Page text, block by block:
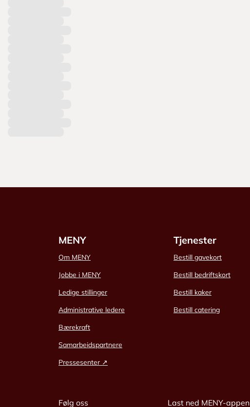
MENY
Om MENY
Jobbe i MENY
Ledige stillinger
Administrative ledere
Bærekraft
Samarbeidspartnere
Pressesenter ↗
Tjenester
Bestill gavekort
Bestill bedriftskort
Bestill kaker
Bestill catering
Følg oss Last ned MENY-appen